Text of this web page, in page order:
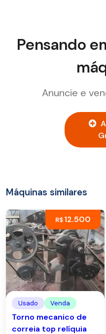
Pensando
Anuncie e
Máquinas similares
R$12.500
Usado Venda
Torno mecanico de
correia top relíquia